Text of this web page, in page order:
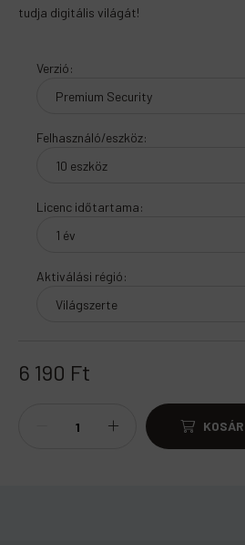
tudja digitális világát!
Verzió:
Felhasználó/eszköz:
Licenc időtartama:
Aktiválási régió:
6 190 Ft